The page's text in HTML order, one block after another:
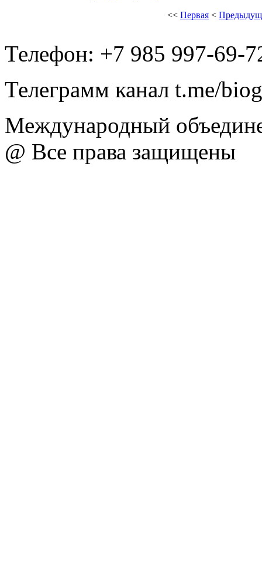
<< Первая <
Телефон: +7 985 997-69-
Телеграмм канал t.me/
Международный
@ Все права защищены